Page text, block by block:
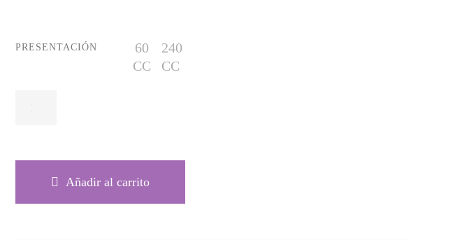
PRESENTACIÓN
60
CC
240
CC
LIMA 334 CANTIDAD
Añadir al carrito